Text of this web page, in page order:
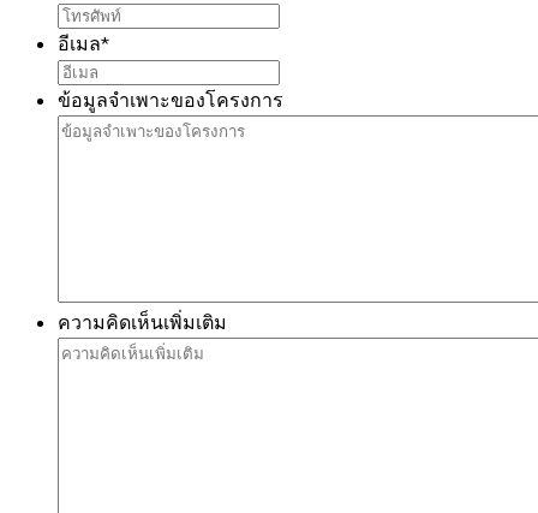
อีเมล*
ข้อมูลจำเพาะของโครงการ
ความคิดเห็นเพิ่มเติม